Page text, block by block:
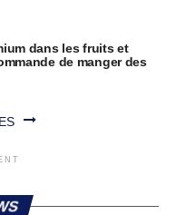
dans les fruits et
de manger des